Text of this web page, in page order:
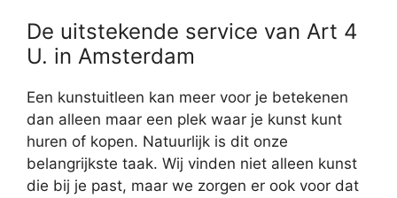
De uitstekende service van Art 4
U. in Amsterdam
Een kunstuitleen kan meer voor je betekenen
dan alleen maar een plek waar je kunst kunt
huren of kopen. Natuurlijk is dit onze
belangrijkste taak. Wij vinden niet alleen kunst
die bij je past, maar we zorgen er ook voor dat